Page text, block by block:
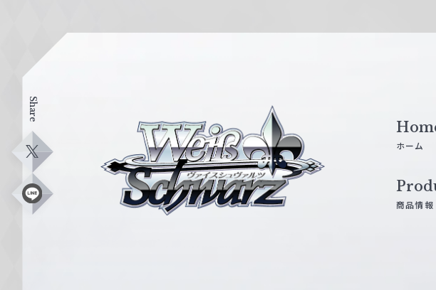
Share
X
L
ス
ホーム
商品情報